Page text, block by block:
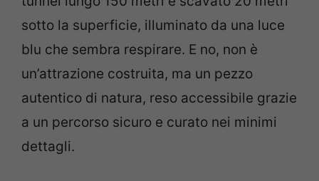
sotto la superficie, illuminato da una luce
blu che sembra respirare. E no, non è
un’attrazione costruita, ma un pezzo
autentico di natura, reso accessibile grazie
a un percorso sicuro e curato nei minimi
dettagli.